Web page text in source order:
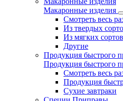
Макаронные изделия
Смотреть весь
Из твердых
Из мягких
Другие
Продукция быстрого
Продукция быстрого
Смотреть весь
Продукция
Сухие завтраки